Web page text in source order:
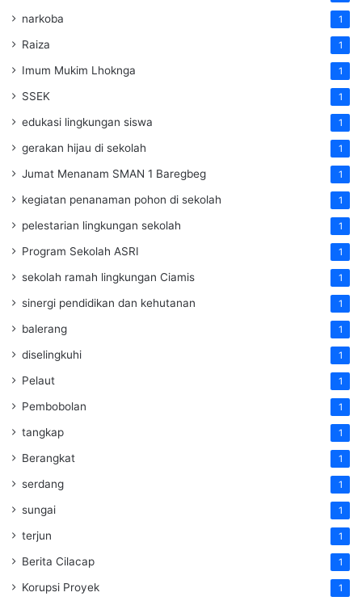
narkoba 1
Raiza 1
Imum Mukim Lhoknga 1
SSEK 1
edukasi lingkungan siswa 1
gerakan hijau di sekolah 1
Jumat Menanam SMAN 1 Baregbeg 1
kegiatan penanaman pohon di sekolah 1
pelestarian lingkungan sekolah 1
Program Sekolah ASRI 1
sekolah ramah lingkungan Ciamis 1
sinergi pendidikan dan kehutanan 1
balerang 1
diselingkuhi 1
Pelaut 1
Pembobolan 1
tangkap 1
Berangkat 1
serdang 1
sungai 1
terjun 1
Berita Cilacap 1
Korupsi Proyek 1